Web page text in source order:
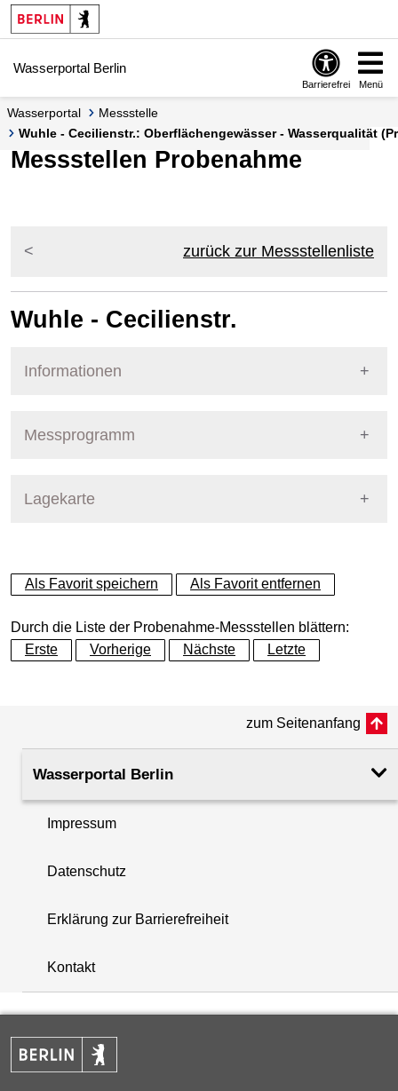
Springe zur Navigation
Springe zum Inhalt
Wasserportal Berlin
Barrierefrei Menü
Wasserportal
Messstelle
Wuhle - Cecilienstr.: Oberflächengewässer - Wasserqualität
Messstellen Probenahme
zurück zur Messstellenliste
Wuhle - Cecilienstr.
Informationen
Nummer
Betreiber Land Berlin
Ausprägung Probenahme
403605.80
Hochwert (UTM 33 N)
Messprogramm
Stoffgruppe
Anionen und Kationen
Metalle und Halbmetalle
Hinweis:Zur Anzeige und zum Download der
Probenahmedaten nutzen Sie bitte die
Lagekarte
+
−
+
−
Als Favorit speichern Als Favorit entfernen
Durch die Liste der Probenahme-Messstellen blättern:
Erste
Vorherige Nächste Letzte
zum Seitenanfang
Wasserportal Berlin
Impressum
Datenschutz
Erklärung zur Barrierefreiheit
Kontakt